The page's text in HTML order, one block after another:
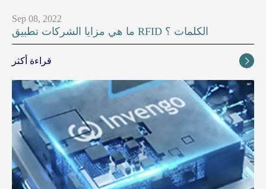
Sep 08, 2022
ما هي مزايا الشركات تطبيق RFID الكلمات ؟
قراءة أكثر 